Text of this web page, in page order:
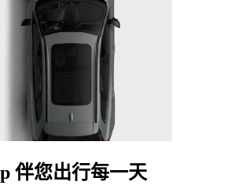
伴您出行每一天